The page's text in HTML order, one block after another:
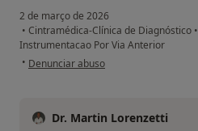
2 de março de 2026
• Cintramédica-Clínica de Diagnóstico •
Instrumentacao Por Via Anterior
• na opinião do utilizador Silvia Carreiras
Denunciar abuso
Dr. Martin Lorenzetti